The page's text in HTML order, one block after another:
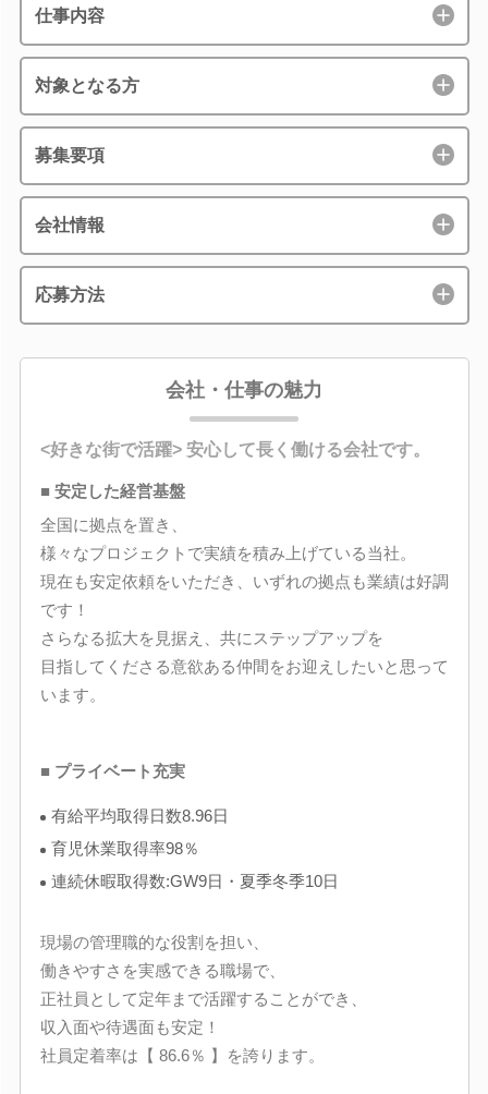
仕事内容
対象となる方
募集要項
会社情報
応募方法
会社・仕事の魅力
<好きな街で活躍> 安心して長く働ける会社です。
■ 安定した経営基盤
全国に拠点を置き、
様々なプロジェクトで実績を積み上げている当社。
現在も安定依頼をいただき、いずれの拠点も業績は好調
です！
さらなる拡大を見据え、共にステップアップを
目指してくださる意欲ある仲間をお迎えしたいと思って
います。
■ プライベート充実
有給平均取得日数8.96日
育児休業取得率98％
連続休暇取得数:GW9日・夏季冬季10日
現場の管理職的な役割を担い、
働きやすさを実感できる職場で、
正社員として定年まで活躍することができ、
収入面や待遇面も安定！
社員定着率は【 86.6％ 】を誇ります。